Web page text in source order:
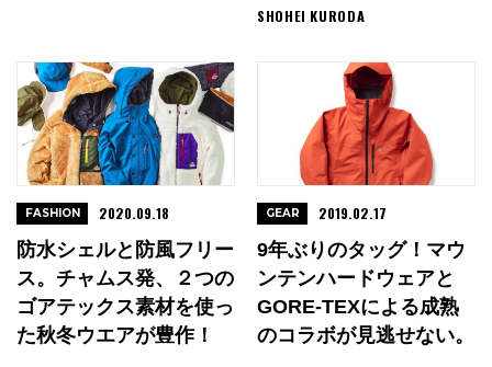
SHOHEI KURODA
防水シェルと防風フリー
ス。チャムス発、２つの
ゴアテックス素材を使っ
た秋冬ウエアが豊作！
FASHION 2020.09.18
9年ぶりのタッグ！マウ
ンテンハードウェアと
GORE-TEXによる成熟
のコラボが見逃せない。
GEAR 2019.02.17